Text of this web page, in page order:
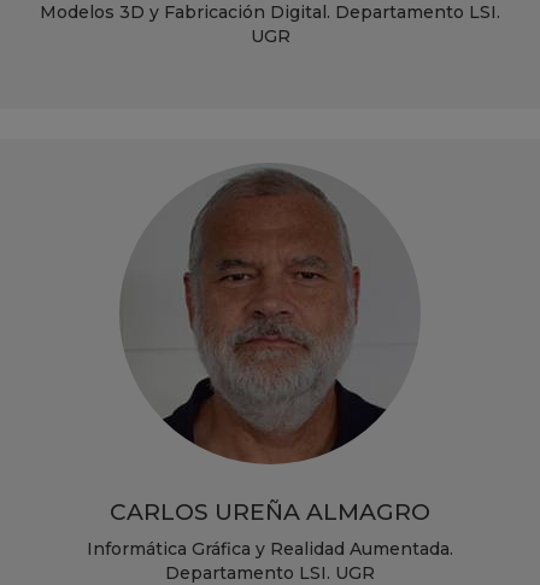
Modelos 3D y Fabricación Digital. Departamento LSI.
UGR
CARLOS UREÑA ALMAGRO
Informática Gráfica y Realidad Aumentada.
Departamento LSI. UGR